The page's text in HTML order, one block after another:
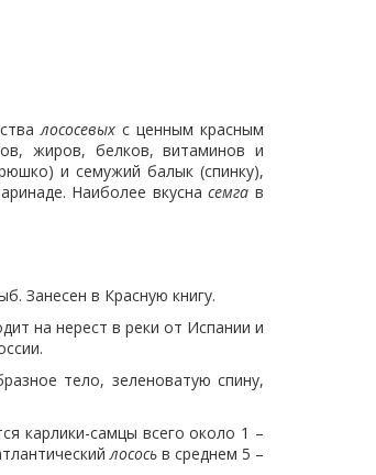
лососевых с ценным красным
жиров, белков, витаминов и
и семужий балык (спинку),
Наиболее вкуснасемга в
Занесен в Красную книгу.
на нерест в реки от Испании и
тело, зеленоватую спину,
карлики-самцы всего около 1 –
лососьв среднем 5 –